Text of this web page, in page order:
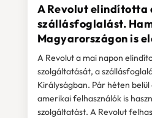
A Revolut elindította
szállásfoglalást.
Magyarországon is
A Revolut a mai napon
szolgáltatását, a
Királyságban. Pár héten belül
amerikai felhasználók is
szolgáltatást. A Revolut